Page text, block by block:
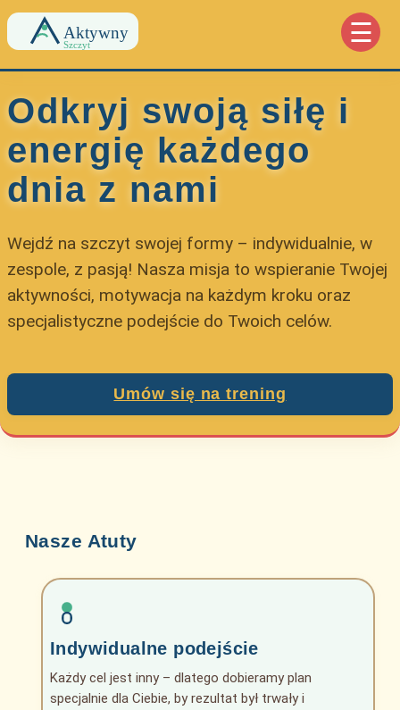
☰
Odkryj swoją siłę i
energię każdego
dnia z nami
Wejdź na szczyt swojej formy – indywidualnie, w
zespole, z pasją! Nasza misja to wspieranie Twojej
aktywności, motywacja na każdym kroku oraz
specjalistyczne podejście do Twoich celów.
Umów się na trening
Nasze Atuty
Indywidualne podejście
Każdy cel jest inny – dlatego dobieramy plan
specjalnie dla Ciebie, by rezultat był trwały i